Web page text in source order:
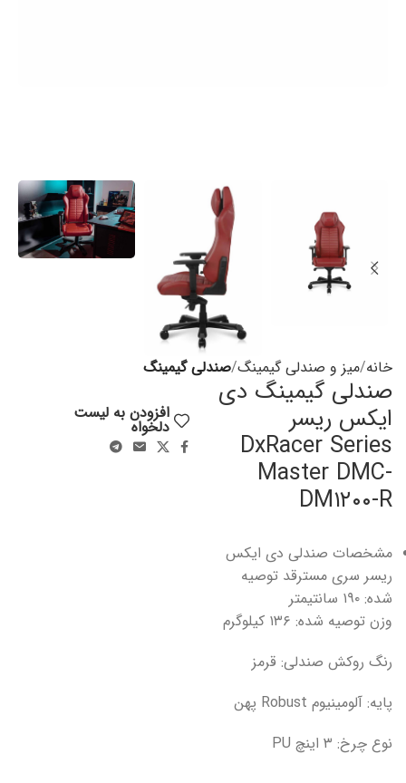
خانه میز و صندلی گیمینگ صندلی گیمینگ
صندلی گیمینگ دی
ایکس ریسر
DxRacer Series
Master DMC-
DM۱۲۰۰-R
مشخصات صندلی دی ‌ایکس
ریسر سری ‌مسترقد توصیه
شده: ۱۹۰ سانتیمتر
وزن توصیه شده: ۱۳۶ کیلوگرم
رنگ روکش صندلی: قرمز
پایه: آلومینیوم Robust پهن
نوع چرخ: ۳ اینچ PU
افزودن به لیست
دلخواه